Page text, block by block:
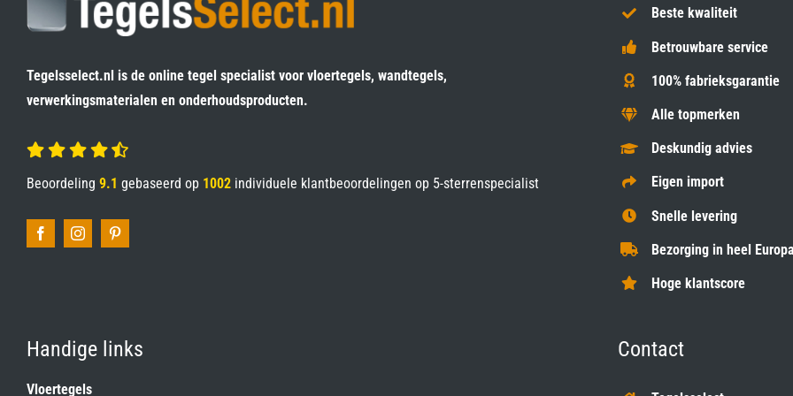
Tegelsselect.nl is de online tegel specialist voor vloertegels, wandtegels,
verwerkingsmaterialen en onderhoudsproducten.
Beoordeling 9.1 gebaseerd op 1002individuele klantbeoordelingen op 5-sterrenspecialist
Beste kwaliteit
Betrouwbare service
100% fabrieksgarantie
Alle topmerken
Deskundig advies
Eigen import
Snelle levering
Bezorging in heel
Hoge klantscore
Handige links
Vloertegels
Contact